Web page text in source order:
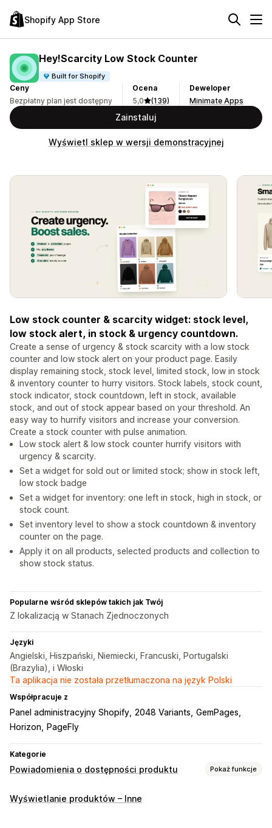
Shopify App Store
Hey!Scarcity Low Stock Counter
Built for Shopify
Ceny
Bezpłatny plan jest dostępny
Ocena
5,0
(139)
Deweloper
Minimate Apps
Zainstaluj
Wyświetl sklep w wersji demonstracyjnej
Low stock counter & scarcity widget: stock level,
low stock alert, in stock & urgency countdown.
Create a sense of urgency & stock scarcity with a low stock
counter and low stock alert on your product page. Easily
display remaining stock, stock level, limited stock, low in stock
& inventory counter to hurry visitors. Stock labels, stock count,
stock indicator, stock countdown, left in stock, available
stock, and out of stock appear based on your threshold. An
easy way to hurrify visitors and increase your conversion.
Create a stock counter with pulse animation.
Low stock alert & low stock counter hurrify visitors with
urgency & scarcity.
Set a widget for sold out or limited stock; show in stock left,
low stock badge
Set a widget for inventory: one left in stock, high in stock, or
stock count.
Set inventory level to show a stock countdown & inventory
counter on the page.
Apply it on all products, selected products and collection to
show stock status.
Popularne wśród sklepów takich jak Twój
Z lokalizacją w Stanach Zjednoczonych
Języki
Angielski, Hiszpański, Niemiecki, Francuski, Portugalski
(Brazylia), i Włoski
Ta aplikacja nie została przetłumaczona na język Polski
Współpracuje z
Panel administracyjny Shopify 2048 Variants GemPages
Horizon
PageFly
Kategorie
Powiadomienia o dostępności produktu Pokaż funkcje
Powiadomienia
Wyświetlanie produktów – Inne